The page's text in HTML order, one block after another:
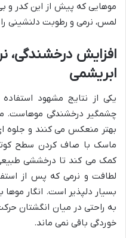
موهایی که پیش از این کدر و
لمس، نرمی و رطوبت دلنشینی
افزایش درخشندگی،
ابریشمی
یکی از نتایج مشهود استفاده
چشمگیر درخشندگی موهاست.
بهتر منعکس می کنند و جلوه
ماسک با صاف کردن سطح
کمک می کند تا درخششی
لطافت و نرمی که پس از
بسیار دلپذیر است. انگار
به راحتی در میان انگشتان
خوردگی باقی نمی ماند.